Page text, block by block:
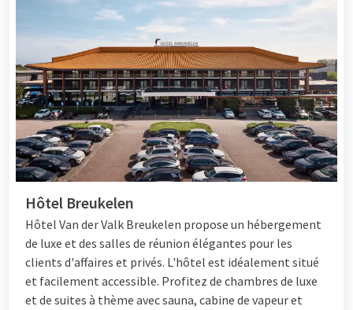
Hôtel Breukelen
Hôtel Van der Valk Breukelen propose un hébergement
de luxe et des salles de réunion élégantes pour les
clients d'affaires et privés. L'hôtel est idéalement situé
et facilement accessible. Profitez de chambres de luxe
et de suites à thème avec sauna, cabine de vapeur et